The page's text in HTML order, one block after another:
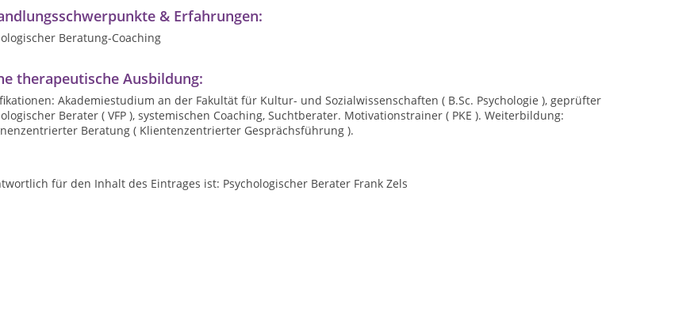
& Erfahrungen:
Beratung-Coaching
therapeutische Ausbildung:
Akademiestudium an der Fakultät für Kultur- und Sozialwissenschaften ( B.Sc. Psychologie ), geprüfter
Berater ( VFP ), systemischen Coaching, Suchtberater. Motivationstrainer ( PKE ). Weiterbildung:
Beratung ( Klientenzentrierter Gesprächsführung ).
für den Inhalt des Eintrages ist: Psychologischer Berater Frank Zels